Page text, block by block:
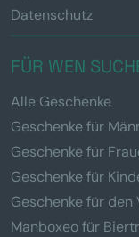
Datenschutz
FÜR WEN
Alle Geschenke
Geschenke für
Geschenke für
Geschenke für
Geschenke für den
Manboxeo für